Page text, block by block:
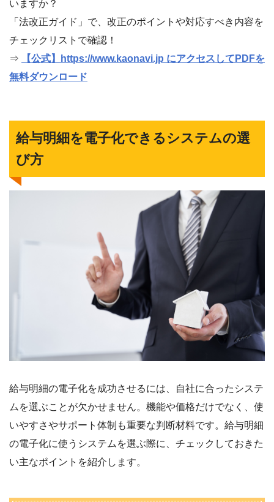
いますか？
「法改正ガイド」で、改正のポイントや対応すべき内容を
チェックリストで確認！
⇒
【公式】https://www.kaonavi.jp にアクセスしてPDFを
無料ダウンロード
給与明細を電子化できるシステムの選
び方
給与明細の電子化を成功させるには、自社に合ったシステ
ムを選ぶことが欠かせません。機能や価格だけでなく、使
いやすさやサポート体制も重要な判断材料です。給与明細
の電子化に使うシステムを選ぶ際に、チェックしておきた
い主なポイントを紹介します。